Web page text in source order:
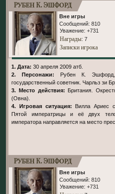
Рубен К. Эшфорд
Вне игры
Сообщений: 810
Уважение: +731
Награды: 7
Записки игрока
1. Дата: 30 апреля 2009 атб.
2. Персонажи:
Рубен К. Эшфорд,
государственный советник. Чарльз зи
3. Место действия: Британия.
(Овна).
4. Игровая ситуация: Вилла Ариес
Пятой императрицы и её двух
императора направляется на место
Рубен К. Эшфорд
Вне игры
Сообщений: 810
Уважение: +731